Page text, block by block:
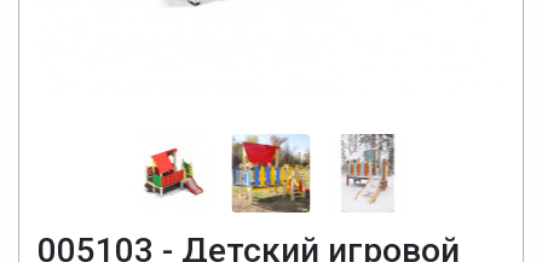
005103 - Детский игровой